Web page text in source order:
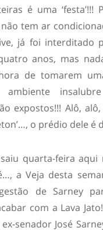
é uma ‘festa’!!!
tem ar
já foi interditado
anos, mas
de tomarem
expostos!!! Alô,
o prédio dele é
quarta-feira aqui
a Veja desta
de Sarney
com a Lava
senador José